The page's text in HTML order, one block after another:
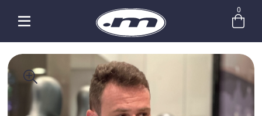
Entre com email ou cpf/cnpj
Criar nova conta
0